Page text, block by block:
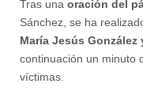
Tras una oración del
Sánchez, se ha
María Jesús González
continuación un minuto
víctimas.